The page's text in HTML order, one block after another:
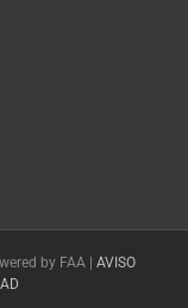
by FAA | AVISO